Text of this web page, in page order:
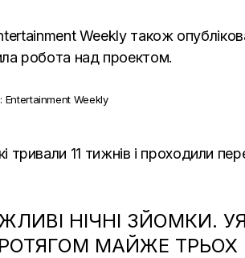
Weekly також
робота над проектом.
Entertainment Weekly
11 тижнів і проходили
НІЧНІ ЗЙОМКИ.
МАЙЖЕ ТРЬОХ